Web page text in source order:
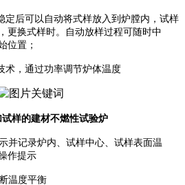
定后可以自动将式样放入到炉膛内，试样
更换式样时。自动放样过程可随时中
位置；
术，通过功率调节炉体温度
样的建材不燃性试验炉
并记录炉内、试样中心、试样表面温
作提示
温度平衡